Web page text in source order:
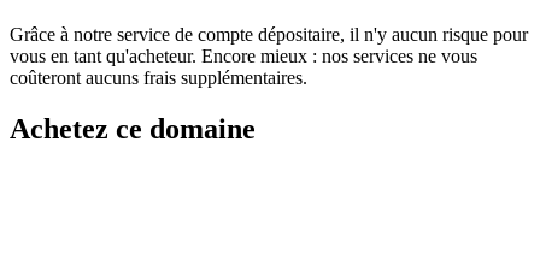
Grâce à notre service de compte dépositaire, il n'y aucun risque pour
vous en tant qu'acheteur. Encore mieux : nos services ne vous
coûteront aucuns frais supplémentaires.
Achetez ce domaine